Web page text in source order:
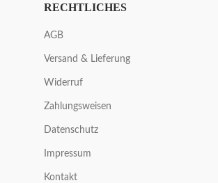
RECHTLICHES
AGB
Versand & Lieferung
Widerruf
Zahlungsweisen
Datenschutz
Impressum
Kontakt